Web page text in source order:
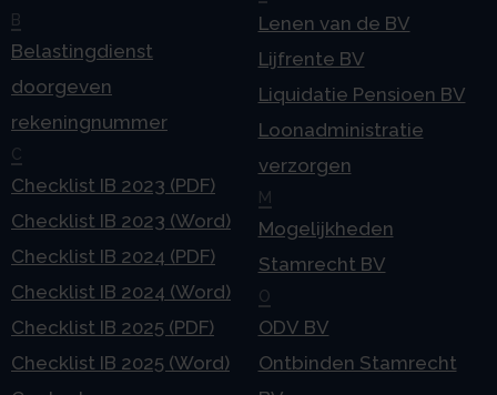
B
Belastingdienst
doorgeven
rekeningnummer
C
Checklist IB 2023 (PDF)
Checklist IB 2023 (Word)
Checklist IB 2024 (PDF)
Checklist IB 2024 (Word)
Checklist IB 2025 (PDF)
Checklist IB 2025 (Word)
Lenen van de BV
Lijfrente BV
Liquidatie Pensioen BV
Loonadministratie
verzorgen
M
Mogelijkheden
Stamrecht BV
O
ODV BV
Ontbinden Stamrecht